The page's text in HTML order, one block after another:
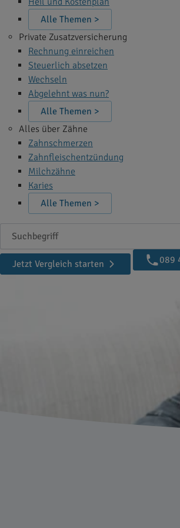
Alle Themen >
Private Zusatzversicherung
Rechnung einreichen
Steuerlich absetzen
Wechseln
Abgelehnt was nun?
Alle Themen >
Alles über Zähne
Zahnschmerzen
Zahnfleischentzündung
Milchzähne
Karies
Alle Themen >
Suchbegriff
Jetzt Vergleich starten
089